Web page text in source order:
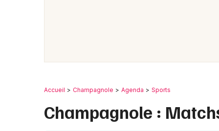
Accueil Champagnole Agenda Sports
Champagnole :